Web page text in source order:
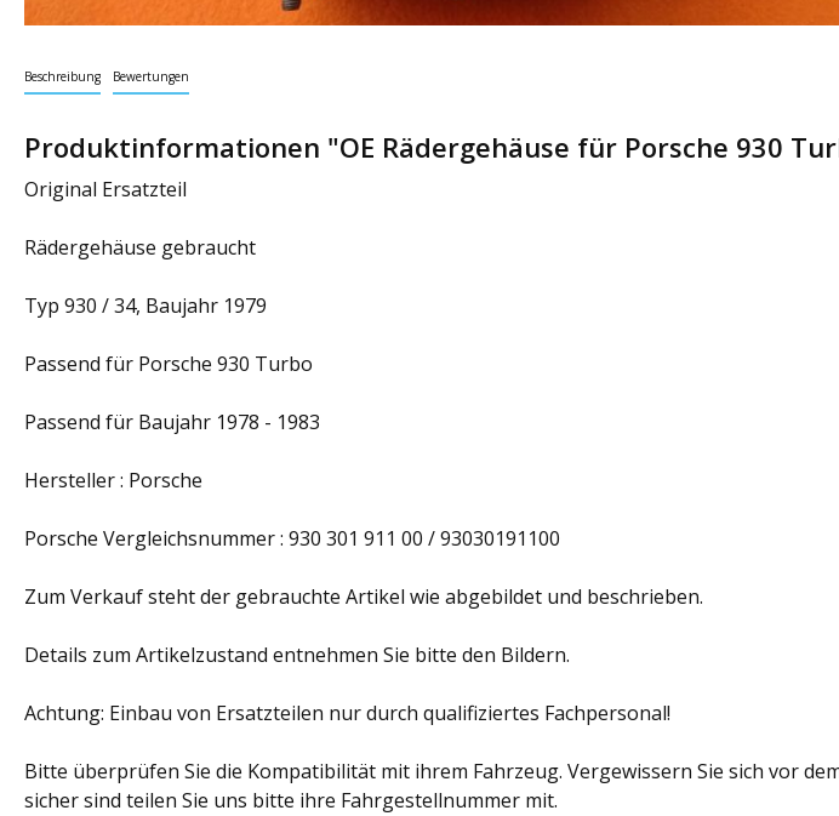
Beschreibung Bewertungen
Produktinformationen "OE Rädergehäuse für Porsche 930
Original Ersatzteil
Rädergehäuse gebraucht
Typ 930 / 34, Baujahr 1979
Passend für Porsche 930 Turbo
Passend für Baujahr 1978 - 1983
Hersteller : Porsche
Porsche Vergleichsnummer : 930 301 911 00 / 93030191100
Zum Verkauf steht der gebrauchte Artikel wie abgebildet und beschrieben.
Details zum Artikelzustand entnehmen Sie bitte den Bildern.
Achtung: Einbau von Ersatzteilen nur durch qualifiziertes Fachpersonal!
Bitte überprüfen Sie die Kompatibilität mit ihrem Fahrzeug. Vergewissern Sie sich vor
sicher sind teilen Sie uns bitte ihre Fahrgestellnummer mit.